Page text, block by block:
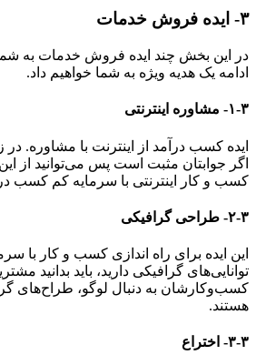
۳- ایده فروش خدمات
در این بخش چند ایده فروش خدمات به
ادامه یک هدیه ویژه به شما خواهیم داد.
۱-۳- مشاوره اینترنتی
ایده کسب درآمد از اینترنت با مشاوره.
اگر جوابتان مثبت است پس می‌توانید از این
کسب و کار اینترنتی با سرمایه کم کسب
۲-۳- طراحی گرافیکی
این ایده برای راه اندازی کسب و کار با
توانایی‌های گرافیکی دارید، باید بدانید
کسب‌وکارشان به دنبال لوگو، طراح‌های
هستند.
۳-۳- اختراع